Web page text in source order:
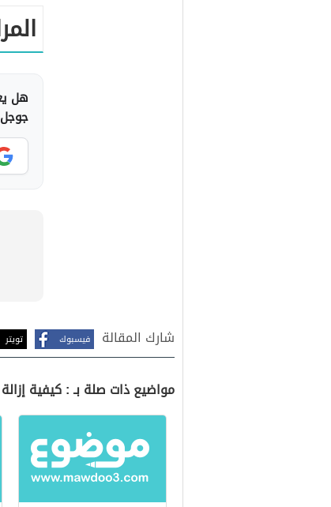
هل
جوجل
شارك المقالة فيسبوك تويتر
مواضيع ذات صلة بـ : كيفية